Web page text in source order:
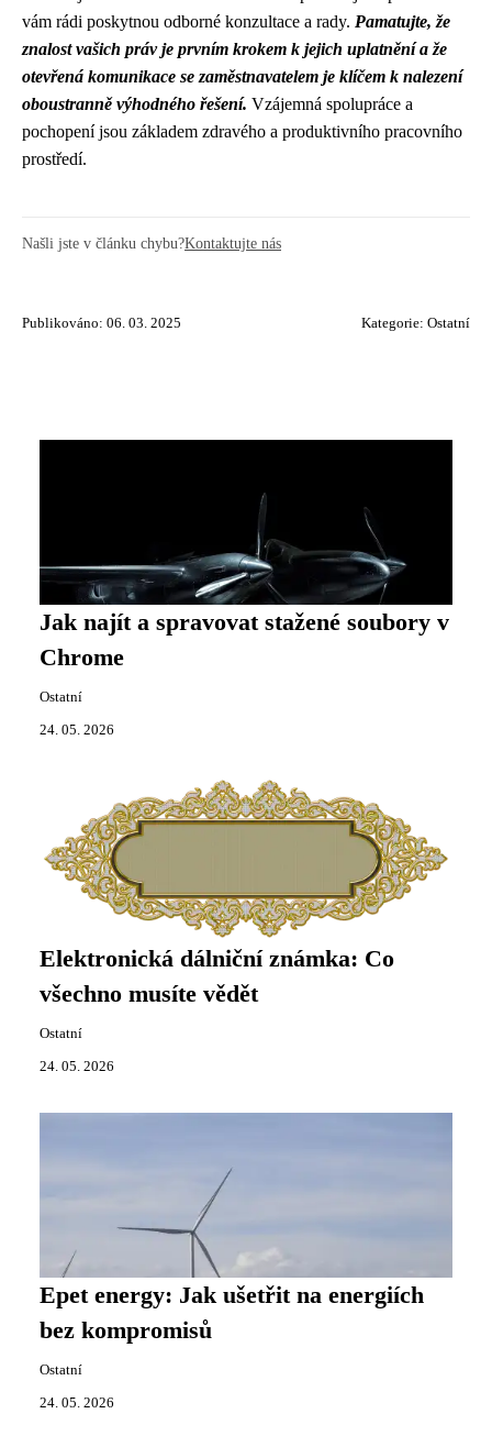
vám rádi poskytnou odborné konzultace a rady. Pamatujte, že
znalost vašich práv je prvním krokem k jejich uplatnění a že
otevřená komunikace se zaměstnavatelem je klíčem k nalezení
oboustranně výhodného řešení. Vzájemná spolupráce a
pochopení jsou základem zdravého a produktivního pracovního
prostředí.
Našli jste v článku chybu?Kontaktujte nás
Publikováno: 06. 03. 2025 Kategorie: Ostatní
Jak najít a spravovat stažené soubory v
Chrome
Ostatní
24. 05. 2026
Elektronická dálniční známka: Co
všechno musíte vědět
Ostatní
24. 05. 2026
Epet energy: Jak ušetřit na energiích
bez kompromisů
Ostatní
24. 05. 2026